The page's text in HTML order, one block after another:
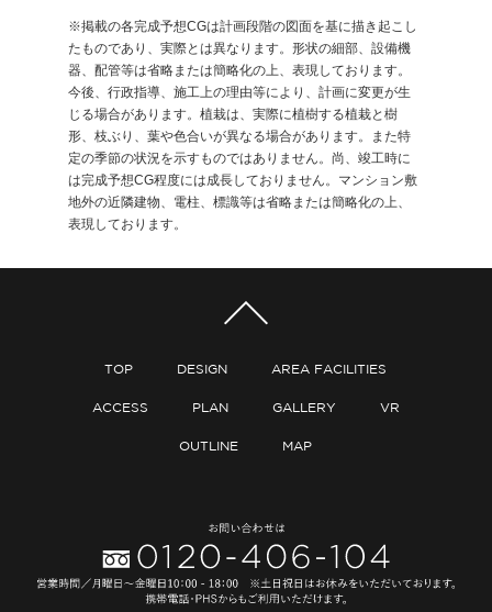
※掲載の各完成予想CGは計画段階の図面を基に描き起こし
たものであり、実際とは異なります。形状の細部、設備機
器、配管等は省略または簡略化の上、表現しております。
今後、行政指導、施工上の理由等により、計画に変更が生
じる場合があります。植栽は、実際に植樹する植栽と樹
形、枝ぶり、葉や色合いが異なる場合があります。また特
定の季節の状況を示すものではありません。尚、竣工時に
は完成予想CG程度には成長しておりません。マンション敷
地外の近隣建物、電柱、標識等は省略または簡略化の上、
表現しております。
TOP DESIGN AREA FACILITIES
ACCESS PLAN GALLERY VR
OUTLINE MAP